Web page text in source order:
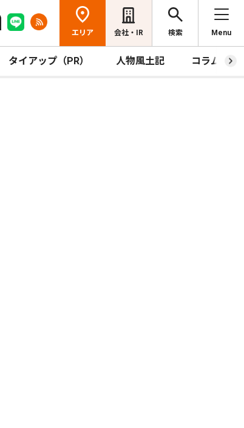
エリア 会社・IR 検索 Menu
タイアップ（PR） 人物風土記 コラム